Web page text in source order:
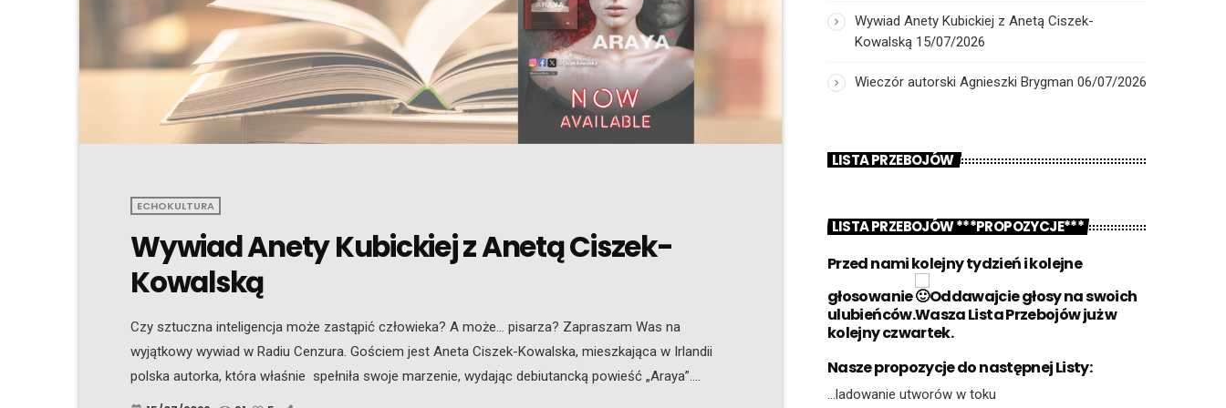
ECHOKULTURA
Wywiad Anety Kubickiej z Anetą Ciszek-
Kowalską
Czy sztuczna inteligencja może zastąpić człowieka? A może… pisarza? Zapraszam Was na
wyjątkowy wywiad w Radiu Cenzura. Gościem jest Aneta Ciszek-Kowalska, mieszkająca w Irlandii
polska autorka, która właśnie spełniła swoje marzenie, wydając debiutancką powieść „Araya”.
Porozmawiamy o drodze do wydania książki, oraz o świecie przyszłości, w którym sztuczna
Wywiad Anety Kubickiej z Anetą Ciszek-
Kowalską 15/07/2026
Wieczór autorski Agnieszki Brygman 06/07/2026
LISTA PRZEBOJÓW
LISTA PRZEBOJÓW ***PROPOZYCJE***
Przed nami kolejny tydzień i kolejne
głosowanie
Oddawajcie głosy na swoich
ulubieńców.Wasza Lista Przebojów już w
kolejny czwartek.
Nasze propozycje do następnej Listy:
…ladowanie utworów w toku